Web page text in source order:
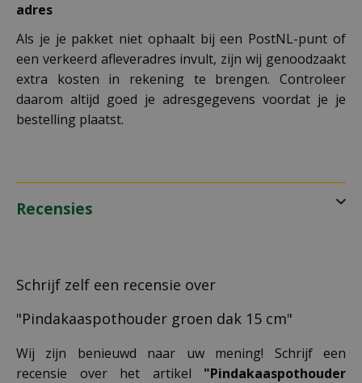
adres
Als je je pakket niet ophaalt bij een PostNL-punt of
een verkeerd afleveradres invult, zijn wij genoodzaakt
extra kosten in rekening te brengen. Controleer
daarom altijd goed je adresgegevens voordat je je
bestelling plaatst.
Recensies
Schrijf zelf een recensie over
"Pindakaaspothouder groen dak 15 cm"
Wij zijn benieuwd naar uw mening! Schrijf een
recensie over het artikel "Pindakaaspothouder